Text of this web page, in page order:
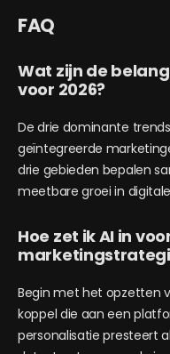
FAQ
Wat zijn de
voor 2026?
De drie dominante
geïntegreerde
drie gebieden bepalen
meetbare groei in
Hoe zet ik AI in
Begin met het opzetten
koppel die aan een
personalisatie presteert